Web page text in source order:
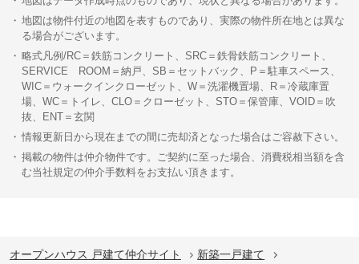
地図は物件付近の地図を表すものであり、実際の物件所在地とは異な
る場合がございます。
略式凡例/RC＝鉄筋コンクリート、SRC＝鉄骨鉄筋コンクリート、
SERVICE ROOM＝納戸、SB＝セットバック、P＝駐車スペース、
WIC＝ウォークインクローゼット、W＝洗濯機置場、R＝冷蔵庫置
場、WC＝トイレ、CLO＝クローゼット、STO＝保管庫、VOID＝吹
抜、ENT＝玄関
情報更新日から現在までの間に売却済となった場合はご容赦下さい。
掲載の物件は仲介物件です。ご契約に至った場合、消費税相当額を含
む当社規定の仲介手数料をお支払い頂きます。
オープンハウス 戸建て仲介サイト
新築一戸建て